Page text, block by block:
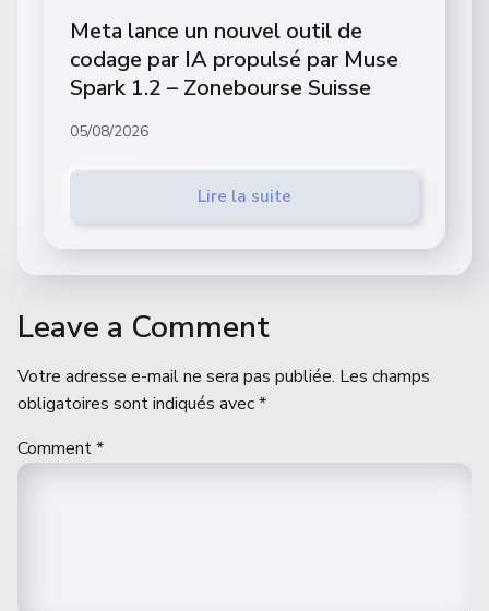
Meta lance un nouvel outil de
codage par IA propulsé par Muse
Spark 1.2 – Zonebourse Suisse
05/08/2026
Lire la suite
Leave a Comment
Votre adresse e-mail ne sera pas publiée. Les champs
obligatoires sont indiqués avec*
Comment*